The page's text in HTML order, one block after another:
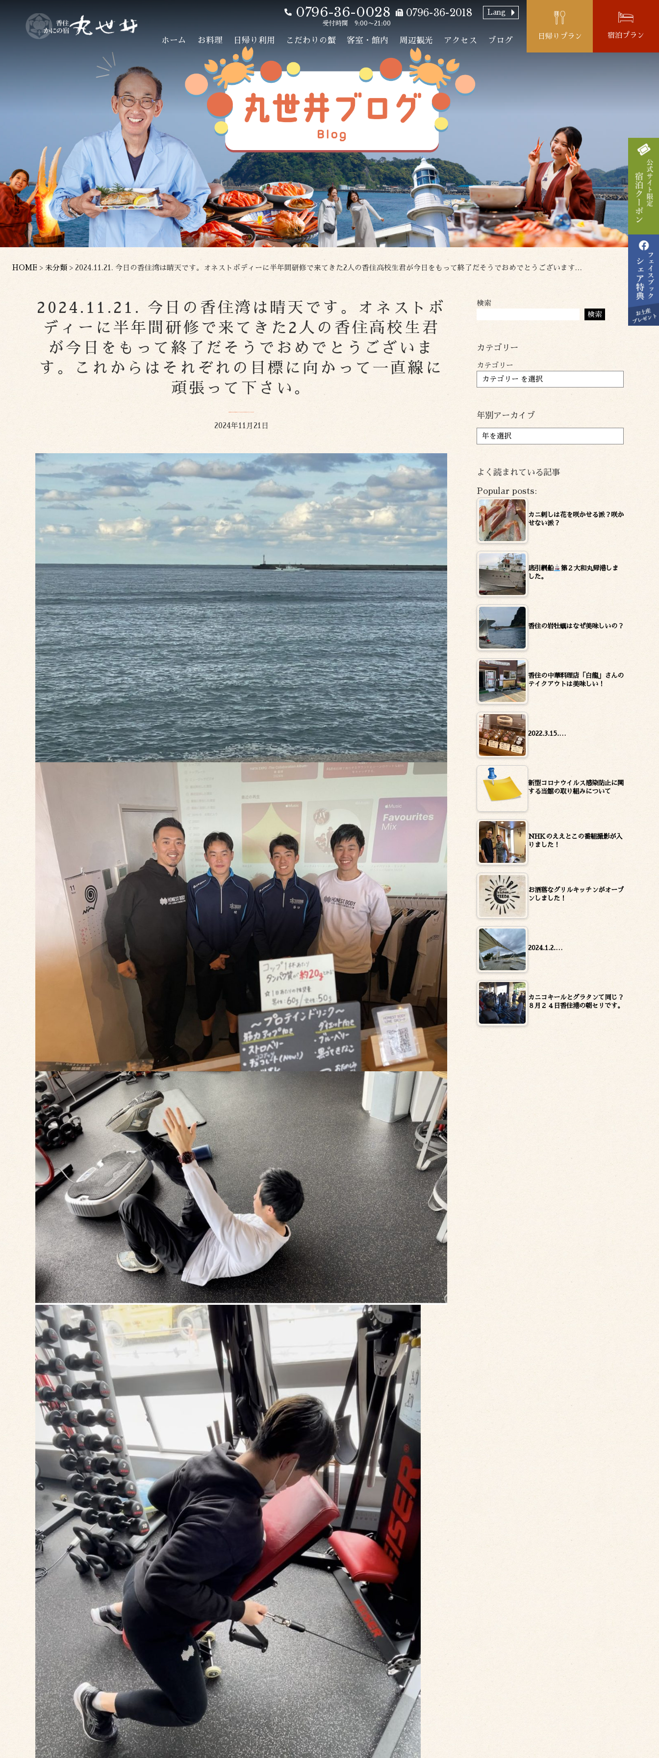
0796-36-0028
受付時間 9:00〜21:00
0796-36-2018 Lang
ホーム お料理 日帰り利用 こだわりの蟹 客室・館内 周辺観光 アクセス ブログ
日帰りプラン 宿泊プラン
HOME > 未分類 > 2024.11.21. 今日の香住湾は晴天です。オネストボディーに半年間研修で来てきた2人の香住高校生君が今日をもって終了だそうでおめでとうございます。これからはそれぞれの目標に向かって一直線に頑張って下さい。
2024.11.21. 今日の香住湾は晴天です。オネストボ
ディーに半年間研修で来てきた2人の香住高校生君
が今日をもって終了だそうでおめでとうございま
す。これからはそれぞれの目標に向かって一直線に
頑張って下さい。
2024年11月21日
検索
検索
カテゴリー
カテゴリー
年別アーカイブ
ア
ー
ブ
よく読まれている記事
Popular posts:
カニ刺しは花を咲かせる派？咲か
せない派？
底引網船
第２大和丸帰港しま
した。
香住の岩牡蠣はなぜ美味しいの？
香住の中華料理店「白龍」さんの
テイクアウトは美味しい！
2022.3.15.…
新型コロナウイルス感染防止に関
する当館の取り組みについて
NHKのええとこの番組撮影が入
りました！
お洒落なグリルキッチンがオープ
ンしました！
2024.1.2.…
カニコキールとグラタンて同じ？
８月２４日香住港の朝セリです。